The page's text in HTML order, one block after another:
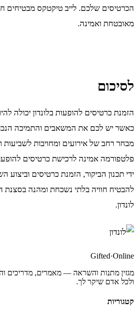
הכרטיסים שלכם. לייב טיקטקס מבטיחים
מאובטחת ואמינה.
לסיכום
הזמנת כרטיסים להופעות בלונדון יכולה
כאשר יש לכם את המשאבים והתמיכה
מבחר רחב של אירועים ומחויבות
פלטפורמה אמינה לרכישת כרטיסים
ידי תכנון הביקור, הזמנת כרטיסים וביצוע
להבטיח חוויה בלתי נשכחת ומהנה בסצנת
לונדון.
Gifted·Online
מגזין מתנות והשראה — מאמרים, מדריכים
ולכל אדם שיקר לך.
קטגוריות